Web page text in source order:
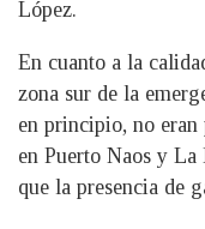
López.
En cuanto a la
zona sur de la
en principio, no
en Puerto Naos y
que la presencia de